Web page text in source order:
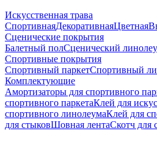
Искусственная трава
СпортивнаяДекоративнаяЦветная
Сценические покрытия
Балетный полСценический
Спортивные покрытия
Спортивный паркетСпортивный
Комплектующие
Амортизаторы для спортивного
спортивного паркетаКлей для
спортивного линолеумаКлей для
для стыковШовная лентаСкотч для